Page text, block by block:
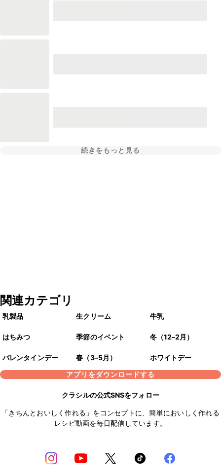
続きをもっと見る
関連カテゴリ
乳製品 生クリーム 牛乳
はちみつ 季節のイベント 冬（12–2月）
バレンタインデー 春（3–5月）
ホワイトデー
アプリをダウンロードする
クラシルの公式SNSをフォロー
「きちんとおいしく作れる」をコンセプトに、簡単においしく作れる
レシピ動画を毎日配信しています。